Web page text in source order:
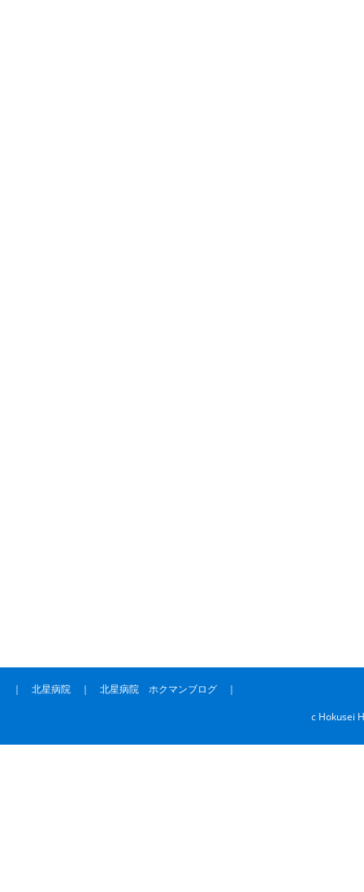
｜ 北星病院 ｜ 北星病院 ホクマンブログ ｜
c Hokusei